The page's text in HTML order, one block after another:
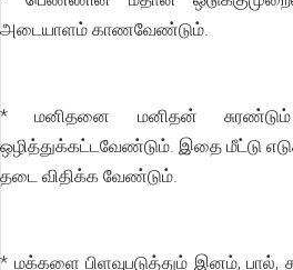
அடையாளம் காணவேண்டும்.
* மனிதனை மனிதன்
ஒழித்துக்கட்டவேண்டும். இதை மீட்டு
தடை விதிக்க வேண்டும்.
* மக்களை பிளவுபடுத்தும் இனம், பால்,